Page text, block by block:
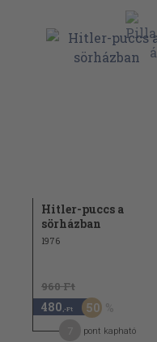
Hitler-puccs a
sörházban
1976
960 Ft
480 ,-Ft 50
pont kapható